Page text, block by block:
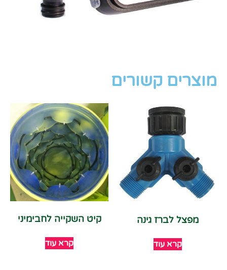
מוצרים קשורים
מפצל לברז גינה
קרא עוד
קיט השקייה לחבימיני
קרא עוד